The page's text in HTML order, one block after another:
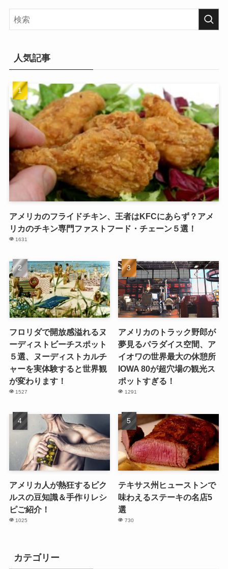
人気記事
アメリカのフライドチキン、王者はKFCにあらず？アメ
リカのチキン専門ファストフード・チェーン５選！
1631
フロリダで開放感溢れるヌ
ーディストビーチスポット
５選、ヌーディストカルチ
ャーを実体験すると世界観
が変わります！
1527
アメリカのトラック野郎が
夢見るパラダイス空間、ア
イオワの世界最大の休憩所
IOWA 80が超穴場の観光ス
ポットすぎる！
1291
アメリカ人が熱狂するピク
ルスの豆知識＆手作りレシ
ピご紹介！
1025
テキサス州ヒューストンで
味わえるステーキの名店5
選
730
カテゴリー